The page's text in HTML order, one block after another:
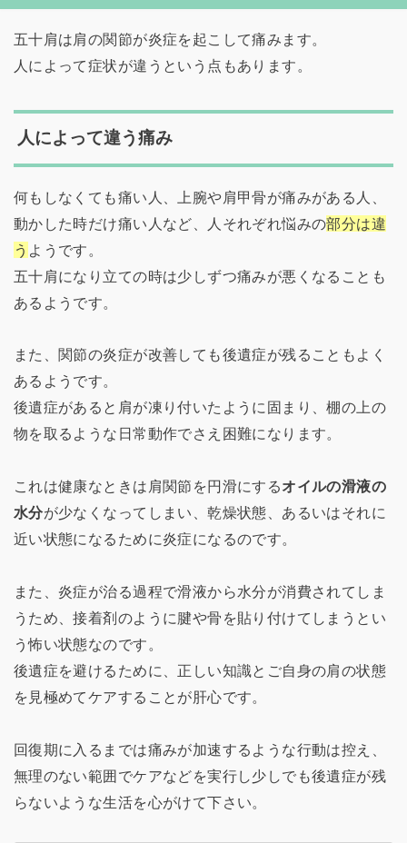
五十肩は肩の関節が炎症を起こして痛みます。
人によって症状が違うという点もあります。
人によって違う痛み
何もしなくても痛い人、上腕や肩甲骨が痛みがある人、
動かした時だけ痛い人など、人それぞれ悩みの部分は違
う ようです。
五十肩になり立ての時は少しずつ痛みが悪くなることも
あるようです。
また、関節の炎症が改善しても後遺症が残ることもよく
あるようです。
後遺症があると肩が凍り付いたように固まり、棚の上の
物を取るような日常動作でさえ困難になります。
これは健康なときは肩関節を円滑にするオイルの滑液の
水分が少なくなってしまい、乾燥状態、あるいはそれに
近い状態になるために炎症になるのです。
また、炎症が治る過程で滑液から水分が消費されてしま
うため、接着剤のように腱や骨を貼り付けてしまうとい
う怖い状態なのです。
後遺症を避けるために、正しい知識とご自身の肩の状態
を見極めてケアすることが肝心です。
回復期に入るまでは痛みが加速するような行動は控え、
無理のない範囲でケアなどを実行し少しでも後遺症が残
らないような生活を心がけて下さい。